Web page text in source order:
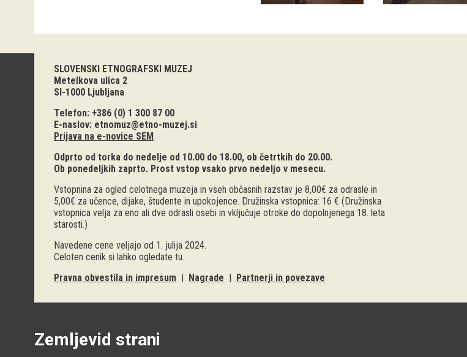
SLOVENSKI ETNOGRAFSKI MUZEJ
Metelkova ulica 2
SI-1000 Ljubljana
Telefon: +386 (0) 1 300 87 00
E-naslov: etnomuz@etno-muzej.si
Prijava na e-novice SEM
Odprto od torka do nedelje od 10.00 do 18.00, ob četrtkih do 20.00.
Ob ponedeljkih zaprto. Prost vstop vsako prvo nedeljo v mesecu.
Vstopnina za ogled celotnega muzeja in vseh občasnih razstav je 8,00€ za odrasle in
5,00€ za učence, dijake, študente in upokojence. Družinska vstopnica: 16 € (Družinska
vstopnica velja za eno ali dve odrasli osebi in vključuje otroke do dopolnjenega 18. leta
starosti.)
Navedene cene veljajo od 1. julija 2024.
Celoten cenik si lahko ogledate tu.
Pravna obvestila in impresum | Nagrade | Partnerji in povezave
Zemljevid strani